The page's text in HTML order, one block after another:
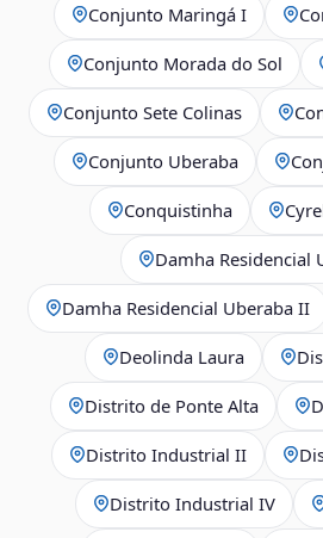
Conjunto Maringá I
Conjunto Morada do Sol
Conjunto Sete Colinas
Conjunto Uberaba
Conquistinha
Damha Residencial
Damha Residencial Uberaba II
Deolinda Laura
Distrito de Ponte Alta
Distrito Industrial II
Distrito Industrial IV